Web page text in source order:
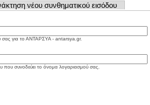
νέου συνθηματικού εισόδου
σας για το ΑΝΤΑΡΣΥΑ - antarsya.gr.
που συνοδεύει το όνομα λογαριασμού σας.